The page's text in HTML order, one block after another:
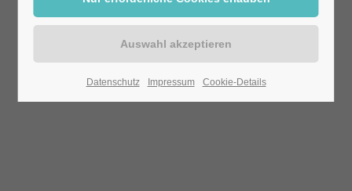
Datenschutz Impressum Cookie-Details